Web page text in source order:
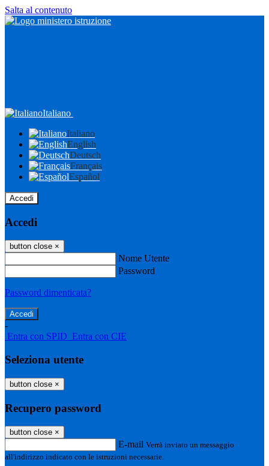
Salta al contenuto
Italiano
Italiano
English
Deutsch
Français
Español
Accedi
Accedi
button close ×
Nome Utente
Password
Password dimenticata?
-
Entra con SPID Entra con CIE
Seleziona utente
button close ×
Recupero password
button close ×
E-mail Verrà inviato un messaggio
all'indirizzo indicato con le istruzioni necessarie.